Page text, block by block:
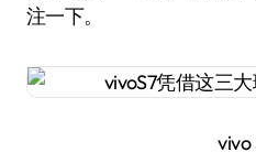
注一下。
vivo